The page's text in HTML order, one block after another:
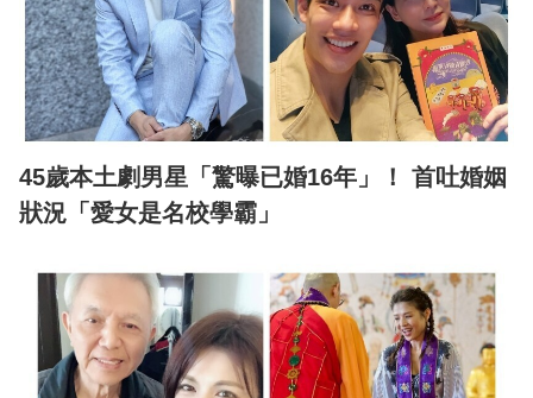
45歲本土劇男星「驚曝已婚16年」！ 首吐婚姻
狀況「愛女是名校學霸」